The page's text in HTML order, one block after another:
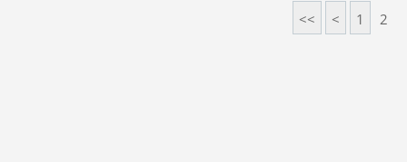
<< < 1 2